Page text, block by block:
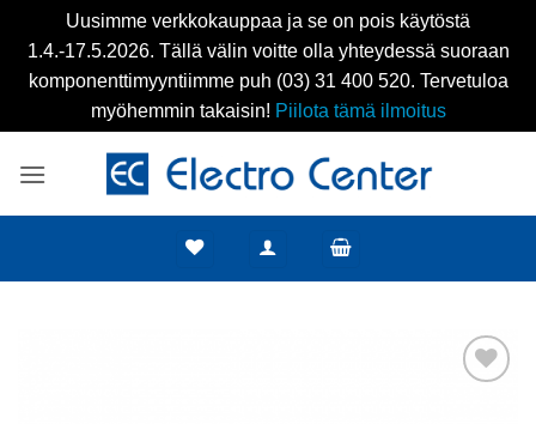
Uusimme verkkokauppaa ja se on pois käytöstä
1.4.-17.5.2026. Tällä välin voitte olla yhteydessä suoraan
komponenttimyyntiimme puh (03) 31 400 520. Tervetuloa
myöhemmin takaisin! Piilota tämä ilmoitus